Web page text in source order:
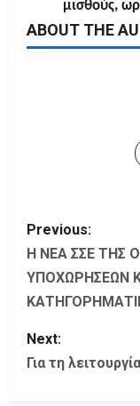
μισθούς,
ABOUT THE
P
o
s
t
n
Previous:
H NEA ΣΣΕ
ΥΠΟΧΩΡΗΣΕΩΝ
Next:
Για τη